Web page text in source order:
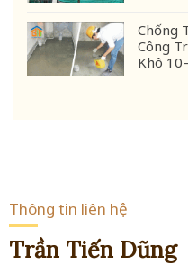
Chống
Công
Khô
Thông tin liên hệ
Trần Tiến Dũng